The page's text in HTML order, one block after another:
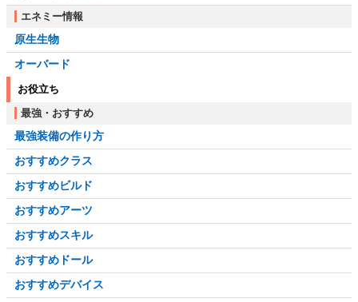
エネミー情報
原生生物
オーバード
お役立ち
最強・おすすめ
最強装備の作り方
おすすめクラス
おすすめビルド
おすすめアーツ
おすすめスキル
おすすめドール
おすすめデバイス